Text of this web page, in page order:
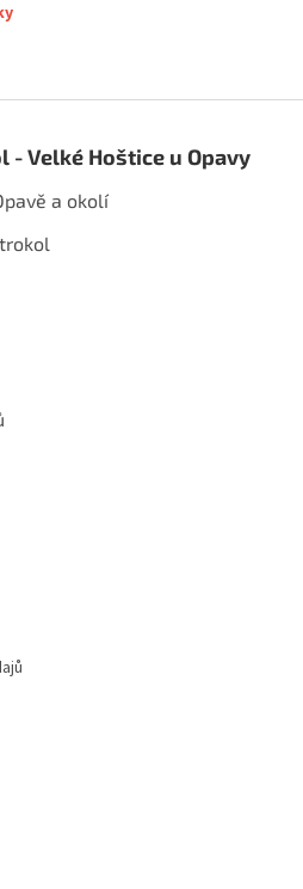
Velké Hoštice u Opavy
a okolí